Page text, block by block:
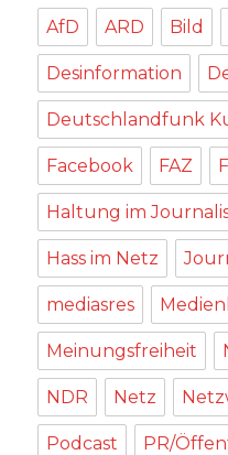
AfD ARD Bild
Desinformation
Deutschlandfunk
Facebook FAZ
Haltung im
Hass im Netz
mediasres
Meinungsfreiheit
NDR Netz
Podcast PR/